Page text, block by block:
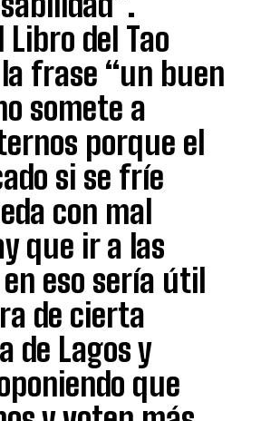
Libro del Tao
frase “un buen
somete a
porque el
si se fríe
con mal
que ir a las
eso sería útil
de cierta
de Lagos y
que